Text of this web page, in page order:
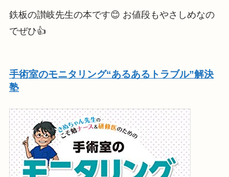
鉄板の讃岐先生の本です😊 お値段もやさしめなの
でぜひ👍
手術室のモニタリング“あるあるトラブル”解決
塾